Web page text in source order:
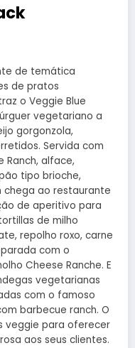
de temática
de pratos
o Veggie Blue
vegetariano a
gorgonzola,
Servida com
Ranch, alface,
tipo brioche,
chega ao restaurante
de aperitivo para
de milho
repolho roxo, carne
com o
Cheese Ranche. E
vegetarianas
com o famoso
barbecue ranch. O
veggie para oferecer
aos seus clientes.